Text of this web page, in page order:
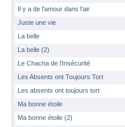
Il y a de l'amour dans l'air
Juste une vie
La belle
La belle (2)
Le Chacha de l'Insécurité
Les Absents ont Toujours Tort
Les absents ont toujours tort
Ma bonne étoile
Ma bonne étoile (2)